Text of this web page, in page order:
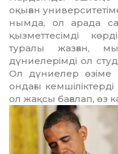
оқыған
нымда, ол арада
қызметтесімді
туралы жазған,
дүниелерімді ол
Ол дүниелер өзіме
ондағы
ол жақсы бағалап, өз